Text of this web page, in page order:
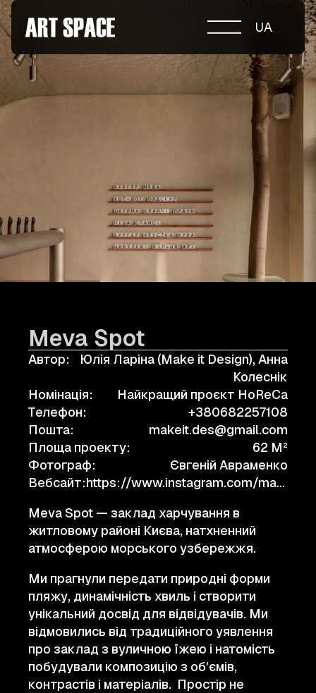
ПРО КОНКУРС
НОМІНАЦІЇ
НОМІНАНТИ 2025
ПЕРЕМОЖЦІ 2025
КОНТАКТИ
а.harusova@gmail.com
© 2025 Wmaax Studio
UA
Meva Spot
Автор:
Юлія Ларіна (Make it Design), Анна
Колеснік
Номінація:
Найкращий проєкт HoReCa
Телефон:
+380682257108
Пошта:
makeit.des@gmail.com
Площа проекту:
62 M²
Фотограф:
Євгеній Авраменко
Вебсайт:
https://www.instagram.com/make.it.des
Meva Spot — заклад харчування в
житловому районі Києва, натхненний
атмосферою морського узбережжя.
Ми прагнули передати природні форми
пляжу, динамічність хвиль і створити
унікальний досвід для відвідувачів. Ми
відмовились від традиційного уявлення
про заклад з вуличною їжею і натомість
побудували композицію з обʼємів,
контрастів і матеріалів. Простір не